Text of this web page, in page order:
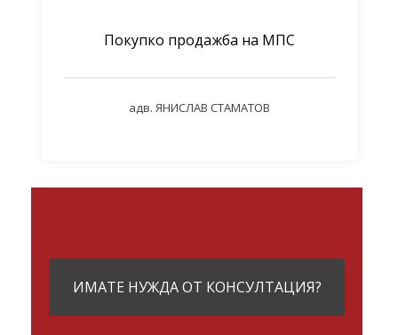
Покупко продажба на МПС
адв. ЯНИСЛАВ СТАМАТОВ
ИМАТЕ НУЖДА ОТ КОНСУЛТАЦИЯ?